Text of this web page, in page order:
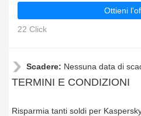
Ottieni
22 Click
Scadere: Nessuna data di
TERMINI E CONDIZIONI
Risparmia tanti soldi per